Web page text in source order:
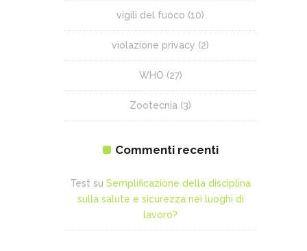
vigili del fuoco (10)
violazione privacy (2)
WHO (27)
Zootecnia (3)
Commenti recenti
Test su Semplificazione della disciplina
sulla salute e sicurezza nei luoghi di
lavoro?